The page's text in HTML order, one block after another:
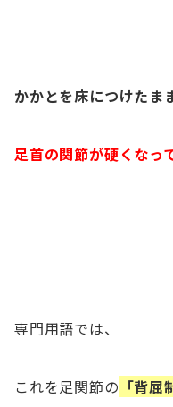
かかとを床につけたま
足首の関節が硬くなっ
専門用語では、
これを足関節の 「背屈